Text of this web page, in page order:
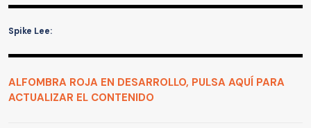
Spike Lee:
ALFOMBRA ROJA EN DESARROLLO, PULSA AQUÍ PARA
ACTUALIZAR EL CONTENIDO